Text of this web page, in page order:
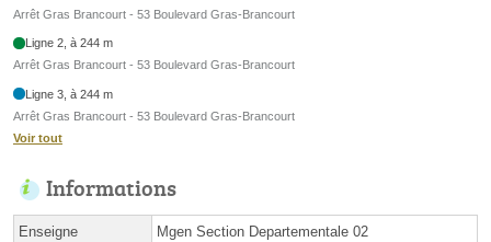
Arrêt Gras Brancourt - 53 Boulevard Gras-Brancourt
Ligne 2, à 244 m
Arrêt Gras Brancourt - 53 Boulevard Gras-Brancourt
Ligne 3, à 244 m
Arrêt Gras Brancourt - 53 Boulevard Gras-Brancourt
Voir tout
Informations
Enseigne Mgen Section Departementale 02